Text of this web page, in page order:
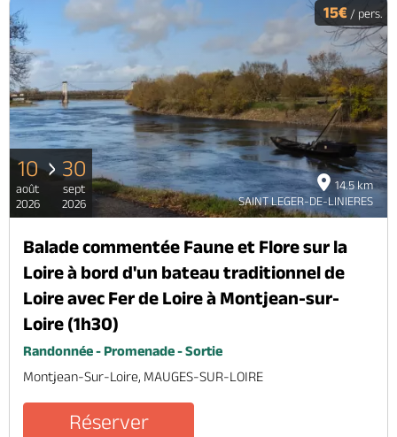
14.5 km
SAINT LEGER-DE-LINIERES
15€ / pers.
10
août
2026
30
sept
2026
Balade commentée Faune et Flore sur la
Loire à bord d'un bateau traditionnel de
Loire avec Fer de Loire à Montjean-sur-
Loire (1h30)
Randonnée - Promenade - Sortie
Montjean-Sur-Loire, MAUGES-SUR-LOIRE
Réserver